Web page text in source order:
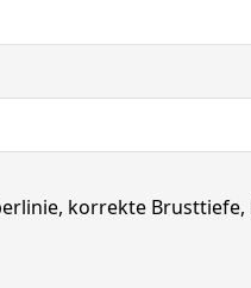
korrekte